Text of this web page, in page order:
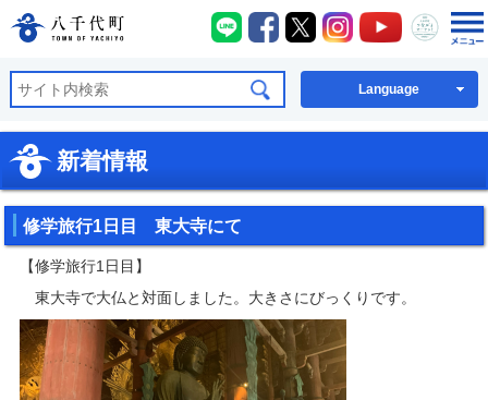
八千代町公式ホームページ
八千代町LINE
八千代町Facebook
八千代町X八千代町Instagram
八千代町
八千
Language
新着情報
修学旅行1日目 東大寺にて
【修学旅行1日目】
東大寺で大仏と対面しました。大きさにびっくりです。